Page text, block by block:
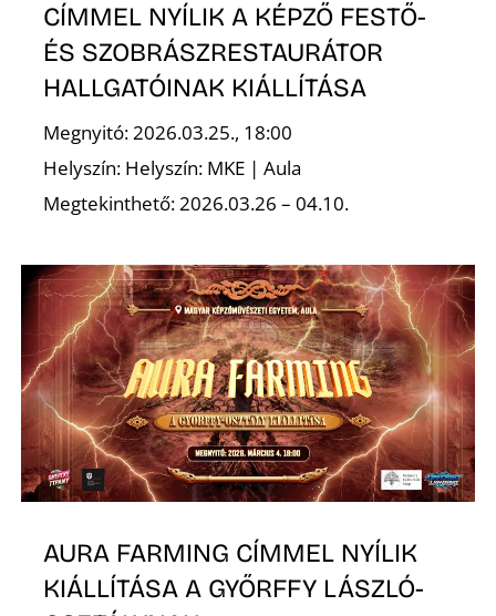
CÍMMEL NYÍLIK A KÉPZŐ FESTŐ-
ÉS SZOBRÁSZRESTAURÁTOR
HALLGATÓINAK KIÁLLÍTÁSA
Megnyitó: 2026.03.25., 18:00
Helyszín: Helyszín: MKE | Aula
Megtekinthető: 2026.03.26 – 04.10.
AURA FARMING CÍMMEL NYÍLIK
KIÁLLÍTÁSA A GYŐRFFY LÁSZLÓ-